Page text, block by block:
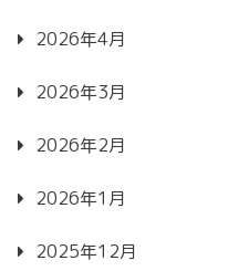
2026年4月
2026年3月
2026年2月
2026年1月
2025年12月